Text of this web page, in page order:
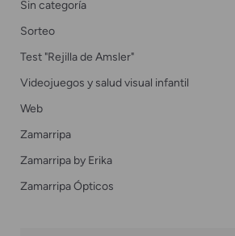
Sin categoría
Sorteo
Test "Rejilla de Amsler"
Videojuegos y salud visual infantil
Web
Zamarripa
Zamarripa by Erika
Zamarripa Ópticos